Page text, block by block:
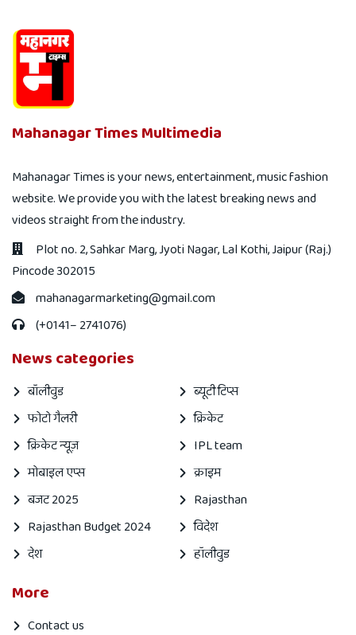
Mahanagar Times Multimedia
Mahanagar Times is your news, entertainment, music fashion
website. We provide you with the latest breaking news and
videos straight from the industry.
Plot no. 2, Sahkar Marg, Jyoti Nagar, Lal Kothi, Jaipur (Raj.)
Pincode 302015
mahanagarmarketing@gmail.com
(+0141– 2741076)
News categories
बॉलीवुड
ब्यूटी टिप्स
फोटो गैलरी
क्रिकेट
क्रिकेट न्यूज़
IPL team
मोबाइल एप्स
क्राइम
बजट 2025
Rajasthan
Rajasthan Budget 2024
विदेश
देश
हॉलीवुड
More
Contact us